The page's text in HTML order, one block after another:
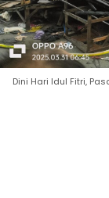
Dini Hari Idul Fitri,